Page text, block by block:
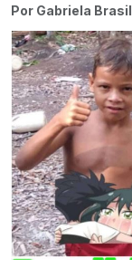
Por Gabriela Brasil